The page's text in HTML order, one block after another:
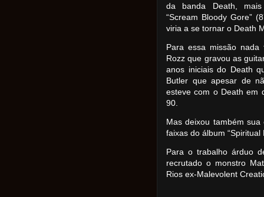
da banda Death, mais
“Scream Bloody Gore”
viria a se tornar o Death
Para essa missão
Rozz que gravou as
anos iniciais do Death
Butler que apesar de
esteve com o Death em
90.
Mas deixou também
faixas do álbum “Spiritual
Para o trabalho árduo
recrutado o monstro
Rios ex-Malevolent